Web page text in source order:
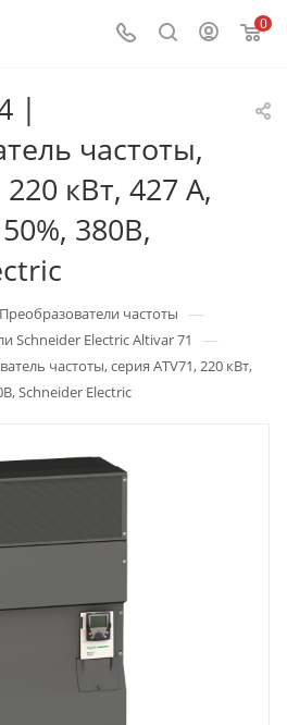
0
|
частоты,
кВт, 427 А,
380B,
Преобразователи частоты —
Schneider Electric Altivar 71 —
частоты, серия ATV71, 220 кВт,
Schneider Electric